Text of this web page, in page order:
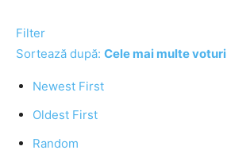
Filter
Sortează după: Cele mai multe voturi
Newest First
Oldest First
Random